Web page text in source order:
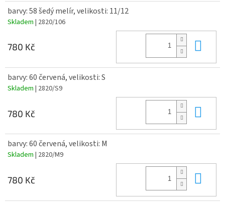
barvy: 58 šedý melír, velikosti: 11/12
Skladem | 2820/106
780 Kč
barvy: 60 červená, velikosti: S
Skladem | 2820/S9
780 Kč
barvy: 60 červená, velikosti: M
Skladem | 2820/M9
780 Kč